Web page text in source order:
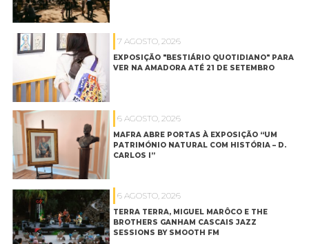
7 AGOSTO, 2026
EXPOSIÇÃO "BESTIÁRIO QUOTIDIANO" PARA
VER NA AMADORA ATÉ 21 DE SETEMBRO
6 AGOSTO, 2026
MAFRA ABRE PORTAS À EXPOSIÇÃO “UM
PATRIMÓNIO NATURAL COM HISTÓRIA – D.
CARLOS I”
6 AGOSTO, 2026
TERRA TERRA, MIGUEL MARÔCO E THE
BROTHERS GANHAM CASCAIS JAZZ
SESSIONS BY SMOOTH FM